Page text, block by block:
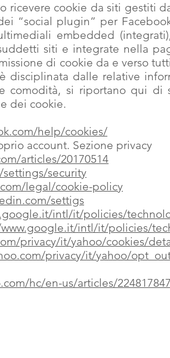
cookie da siti gestiti
“social plugin” per
embedded
siti e integrate nella
di cookie da e verso
disciplinata dalle relative
comodità, si riportano qui
dei cookie.
help/cookies/
account. Sezione privacy
articles/20170514
security
legal/cookie-policy
settigs
intl/it/policies/
intl/it/policies/
privacy/it/yahoo/cookies/
privacy/it/yahoo/
hc/en-us/articles/